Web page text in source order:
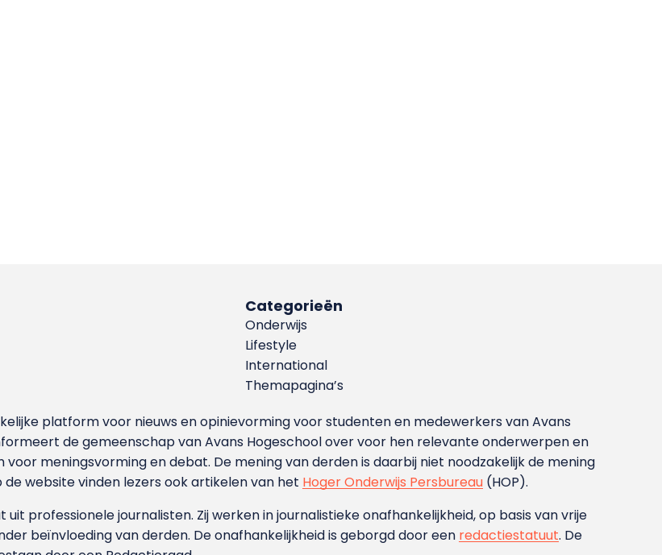
Categorieën
Onderwijs
Lifestyle
International
Themapagina’s
platform voor nieuws en opinievorming voor studenten en medewerkers van Avans
de gemeenschap van Avans Hogeschool over voor hen relevante onderwerpen en
voor meningsvorming en debat. De mening van derden is daarbij niet noodzakelijk de mening
de website vinden lezers ook artikelen van het Hoger Onderwijs Persbureau (HOP).
professionele journalisten. Zij werken in journalistieke onafhankelijkheid, op basis van vrije
beïnvloeding van derden. De onafhankelijkheid is geborgd door een redactiestatuut. De